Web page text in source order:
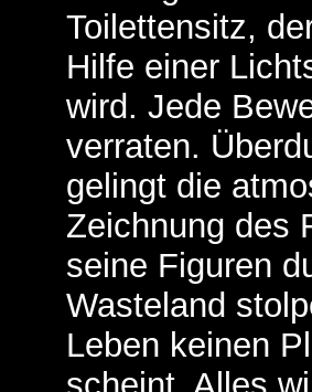
Toilettensitz,
Hilfe einer
wird. Jede
verraten.
gelingt die
Zeichnung des
seine Figuren
Wasteland
Leben keinen